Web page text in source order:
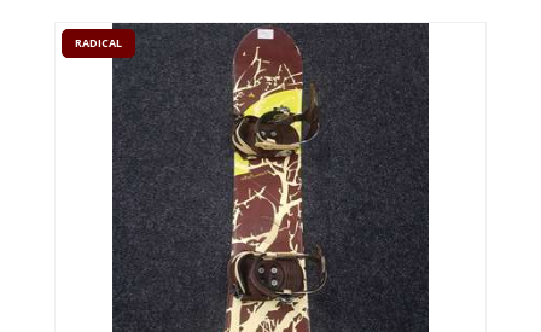
RADICAL